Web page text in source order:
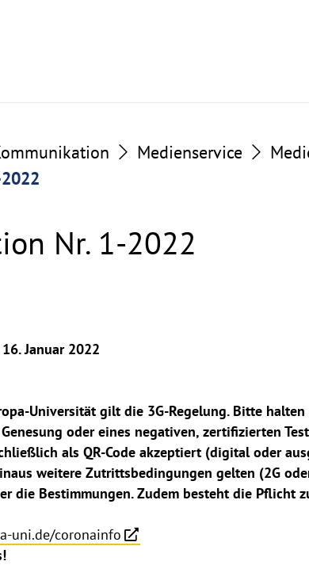
Medienservice
Nr. 1-2022
Januar 2022
Universität gilt die 3G-Regelung. Bitte
oder eines negativen, zertifizierten
als QR-Code akzeptiert (digital oder
weitere Zutrittsbedingungen gelten (2G
die Bestimmungen. Zudem besteht die Pflicht
uni.de/coronainfo